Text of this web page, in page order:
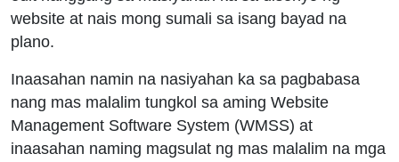
website at nais mong sumali sa isang bayad na
plano.
Inaasahan namin na nasiyahan ka sa pagbabasa
nang mas malalim tungkol sa aming Website
Management Software System (WMSS) at
inaasahan naming magsulat ng mas malalim na mga